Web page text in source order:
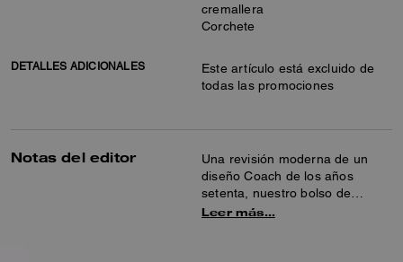
cremallera
Corchete
DETALLES ADICIONALES
Este artículo está excluido de
todas las promociones
Notas del editor
Una revisión moderna de un
diseño Coach de los años
setenta, nuestro bolso de
hombro estructurado Tabby está
Leer más…